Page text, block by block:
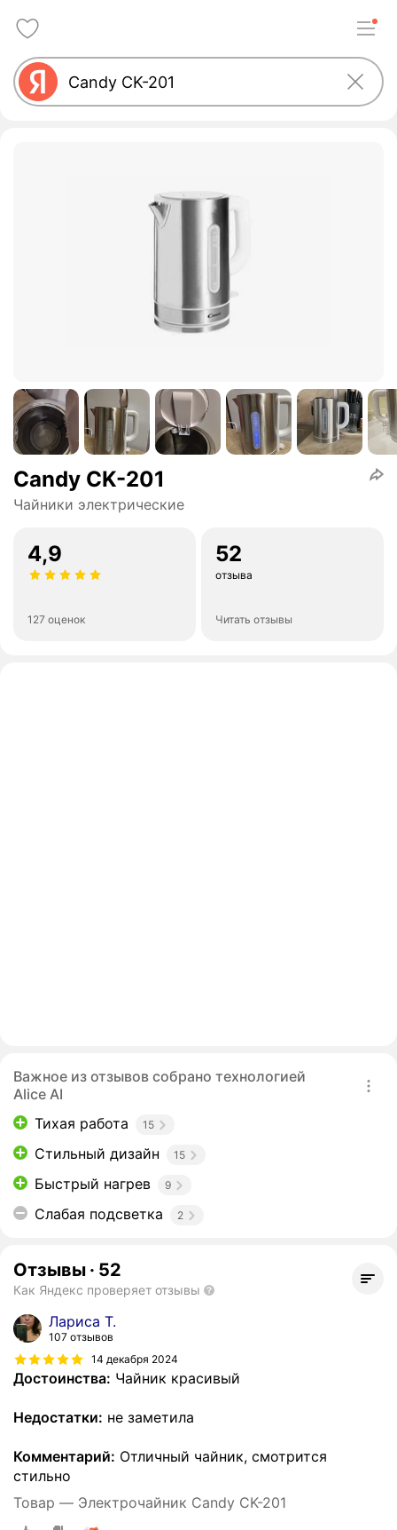
Candy CK-201
Чайники электрические
4,9
127 оценок
52
отзыва
Читать отзывы
Важное из отзывов собрано технологией
Alice AI
Тихая работа
15
Стильный дизайн 15
Быстрый нагрев 9
Слабая подсветка 2
Отзывы · 52
Как Яндекс проверяет отзывы
Лариса Т.
107 отзывов
14 декабря 2024
Достоинства: Чайник красивый
Недостатки: не заметила
Комментарий: Отличный чайник, смотрится
стильно
Товар — Электрочайник Candy CK-201